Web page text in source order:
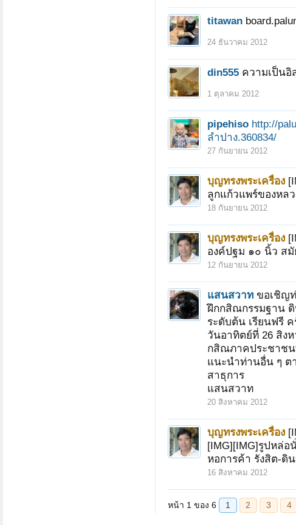
titawan
24 ธันวาคม 2012
din555 ความเป็นอิ
1 ตุลาคม 2012
pipehiso http://
ลำปาง.360834/
27 กันยายน 2012
บุญทรงพระเครื่อง
ลูกแก้วแพร์ของหล
18 กันยายน 2012
บุญทรงพระเครื่อง
องค์ปฐม ๑๐ นิ้ว ส
12 กันยายน 2012
แสนสวาท ขอเชิญ
ฝึกกสิณกรรมฐาน
ระดับต้น เรียนฟรี ค
วันอาทิตย์ที่ 26 สิง
กสิณภาคประชาชน
แนะนำท่านอื่น ๆ ต
สาธุการ
แสนสวาท
20 สิงหาคม 2012
บุญทรงพระเครื่อง
[IMG][IMG]รูปหล่
หอการค้า รังสิต-ดิ
16 สิงหาคม 2012